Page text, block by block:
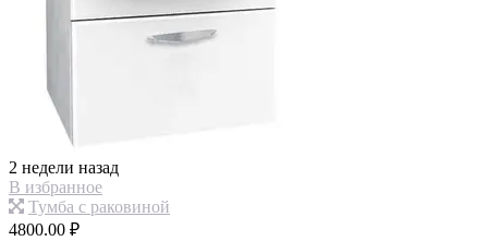
2 недели назад
В избранное
Тумба с раковиной
4800.00 ₽